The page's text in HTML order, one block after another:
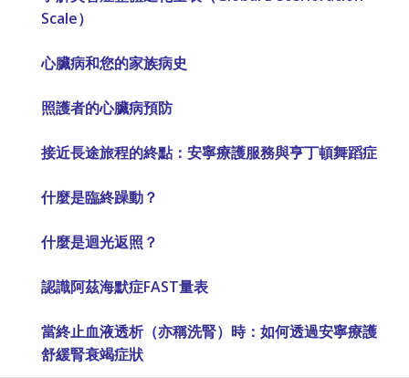
Scale）
心臟病和您的家族病史
照護者的心臟病預防
接近長途旅程的終點：安寧療護服務與亨丁頓舞蹈症
什麼是臨終躁動？
什麼是迴光返照？
認識阿茲海默症FAST量表
當終止血液透析（亦稱洗腎）時：如何透過安寧療護
舒緩腎衰竭症狀